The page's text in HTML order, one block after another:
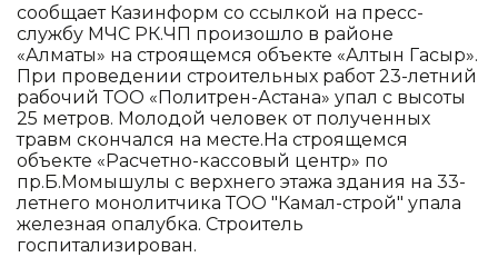
сообщает Казинформ со ссылкой на пресс-
службу МЧС РК.ЧП произошло в районе
«Алматы» на строящемся объекте «Алтын Гасыр».
При проведении строительных работ 23-летний
рабочий ТОО «Политрен-Астана» упал с высоты
25 метров. Молодой человек от полученных
травм скончался на месте.На строящемся
объекте «Расчетно-кассовый центр» по
пр.Б.Момышулы с верхнего этажа здания на 33-
летнего монолитчика ТОО "Камал-строй" упала
железная опалубка. Строитель
госпитализирован.